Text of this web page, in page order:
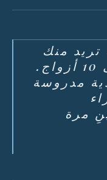
تريد منك
أن تصدق أنك بحاجة إلى 10 أزواج.
مدروسة
مرة